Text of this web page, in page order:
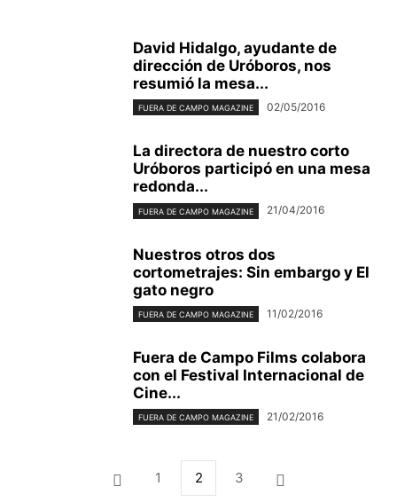
David Hidalgo, ayudante de
dirección de Uróboros, nos
resumió la mesa...
FUERA DE CAMPO MAGAZINE 02/05/2016
La directora de nuestro corto
Uróboros participó en una mesa
redonda...
FUERA DE CAMPO MAGAZINE 21/04/2016
Nuestros otros dos
cortometrajes: Sin embargo y El
gato negro
FUERA DE CAMPO MAGAZINE 11/02/2016
Fuera de Campo Films colabora
con el Festival Internacional de
Cine...
FUERA DE CAMPO MAGAZINE 21/02/2016
1 2 3